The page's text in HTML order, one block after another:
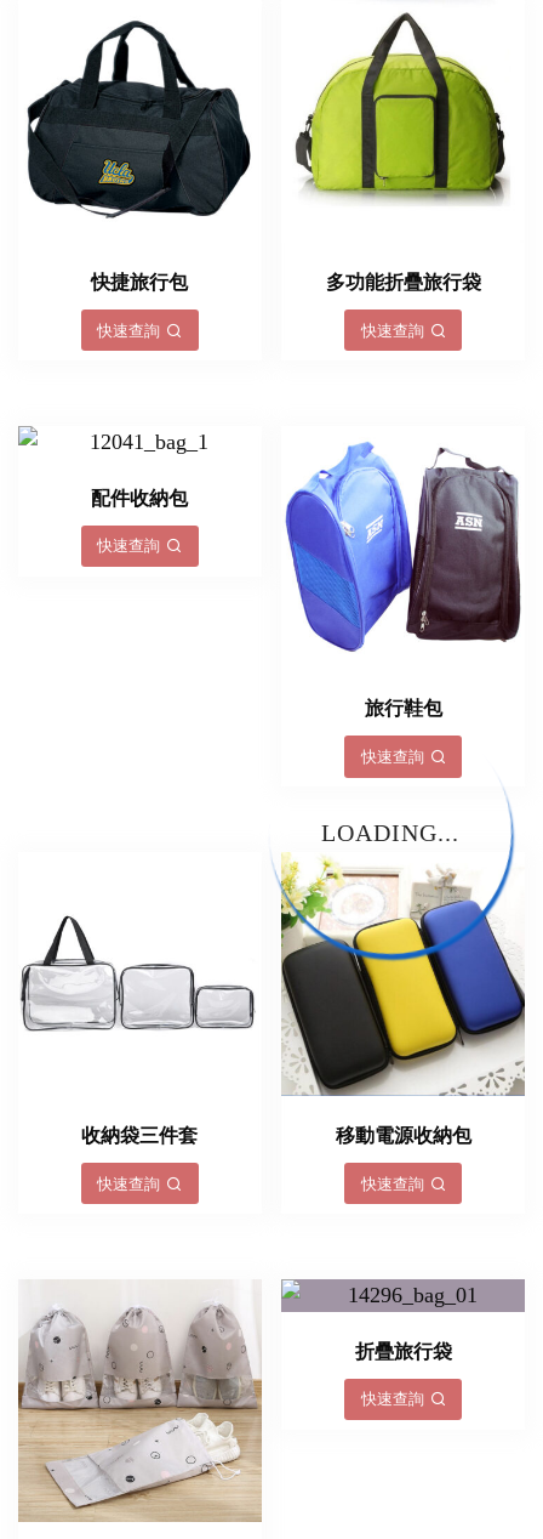
LOADING...
快捷旅行包
快速查詢
多功能折疊旅行袋
快速查詢
配件收納包
快速查詢
旅行鞋包
快速查詢
收納袋三件套
快速查詢
移動電源收納包
快速查詢
折疊旅行袋
快速查詢